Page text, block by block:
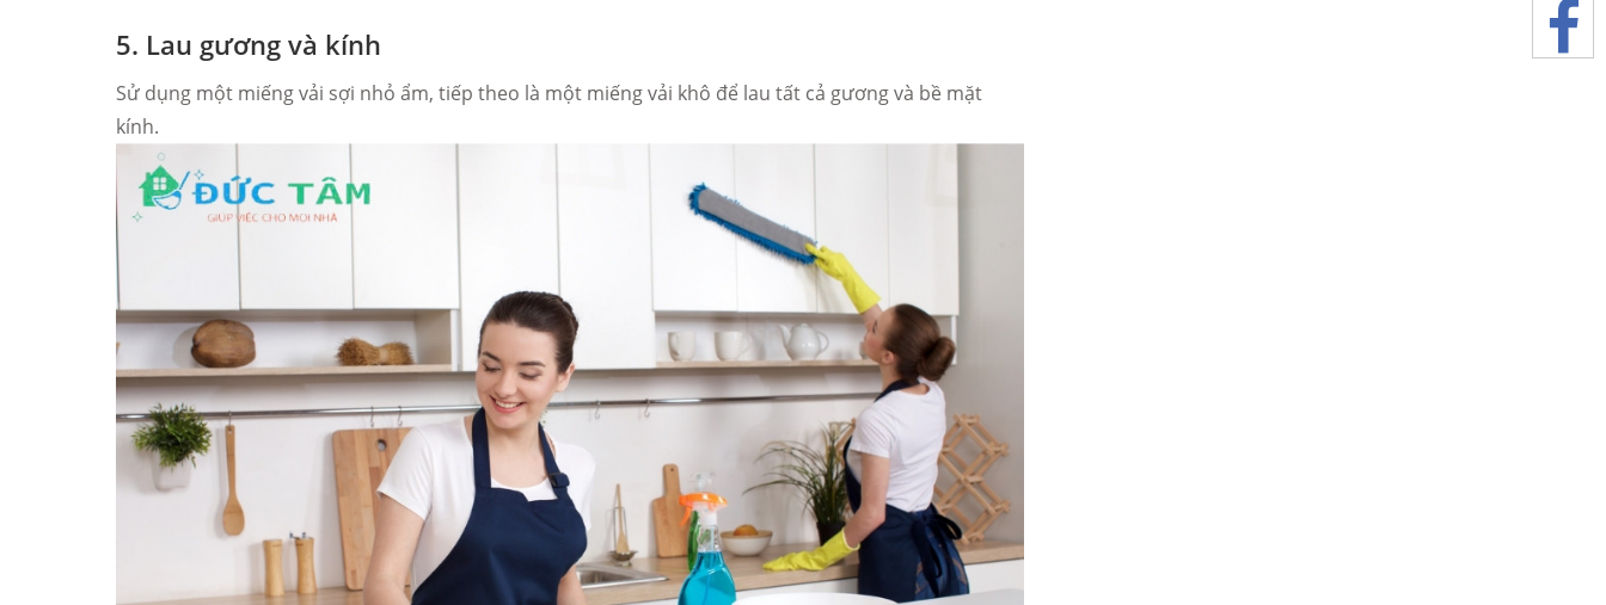
5. Lau gương và kính
Sử dụng một miếng vải sợi nhỏ ẩm, tiếp theo là một miếng vải khô để lau tất cả gương và bề mặt
kính.